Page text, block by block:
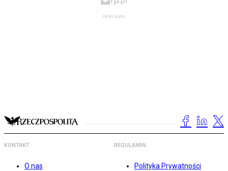
KONTAKT
O nas
REGULAMIN
Polityka Prywatności